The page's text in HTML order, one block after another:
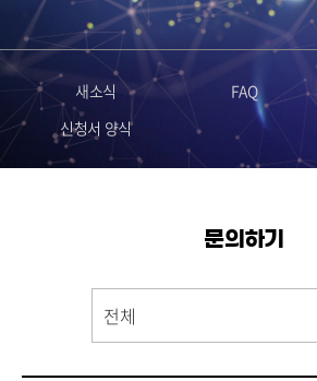
새소식 FAQ
신청서 양식
문의하기